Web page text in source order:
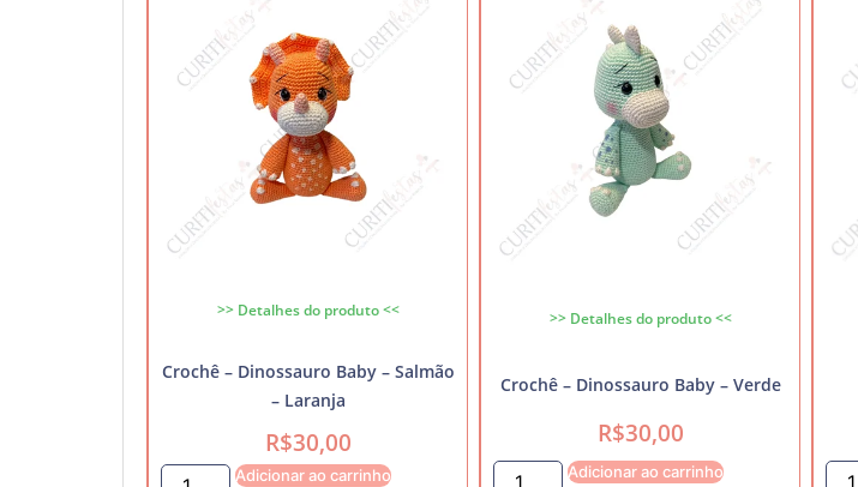
>> Detalhes do produto <<
Crochê – Dinossauro Baby – Salmão
– Laranja
R$30,00
Adicionar ao carrinho
>> Detalhes do produto <<
Crochê – Dinossauro Baby – Verde
R$30,00
Adicionar ao carrinho